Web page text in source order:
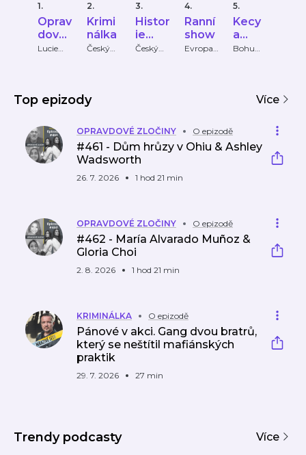
1.
Oprav
dové
zločin
Lucie
2.
Krimi
nálka
Český
3.
Histor
ie
české
Český
4.
Ranní
show
Evropa
5.
Kecy
a
politik
Bohumil
Top epizody Více
OPRAVDOVÉ ZLOČINY O epizodě
#461 - Dům hrůzy v Ohiu & Ashley
Wadsworth
26. 7. 2026 1 hod 21 min
OPRAVDOVÉ ZLOČINY O epizodě
#462 - María Alvarado Muñoz &
Gloria Choi
2. 8. 2026 1 hod 21 min
KRIMINÁLKA O epizodě
Pánové v akci. Gang dvou bratrů,
který se neštítil mafiánských
praktik
29. 7. 2026 27 min
Trendy podcasty Více